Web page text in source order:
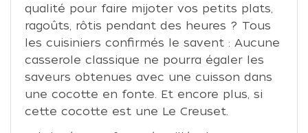
qualité pour faire mijoter vos petits plats,
ragoûts, rôtis pendant des heures ? Tous
les cuisiniers confirmés le savent : Aucune
casserole classique ne pourra égaler les
saveurs obtenues avec une cuisson dans
une cocotte en fonte. Et encore plus, si
cette cocotte est une Le Creuset.